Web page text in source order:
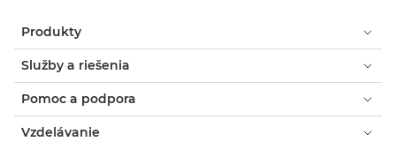
Produkty
Služby a riešenia
Pomoc a podpora
Vzdelávanie